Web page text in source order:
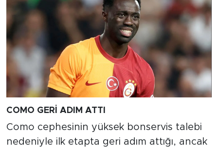
COMO GERİ ADIM ATTI
Como cephesinin yüksek bonservis talebi
nedeniyle ilk etapta geri adım attığı, ancak